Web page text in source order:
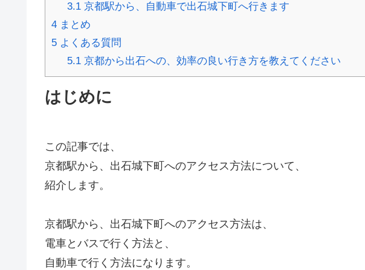
3.1京都駅から、自動車で出石城下町へ行きます
4 まとめ
5 よくある質問
5.1京都から出石への、効率の良い行き方を教えてください
はじめに
この記事では、
京都駅から、出石城下町へのアクセス方法について、
紹介します。
京都駅から、出石城下町へのアクセス方法は、
電車とバスで行く方法と、
自動車で行く方法になります。